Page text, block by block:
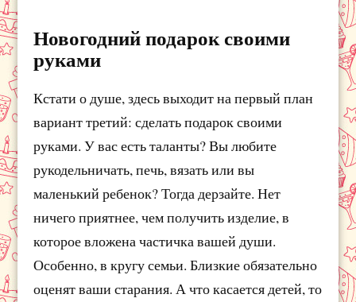
Новогодний подарок своими
руками
Кстати о душе, здесь выходит на первый план
вариант третий: сделать подарок своими
руками. У вас есть таланты? Вы любите
рукодельничать, печь, вязать или вы
маленький ребенок? Тогда дерзайте. Нет
ничего приятнее, чем получить изделие, в
которое вложена частичка вашей души.
Особенно, в кругу семьи. Близкие обязательно
оценят ваши старания. А что касается детей, то